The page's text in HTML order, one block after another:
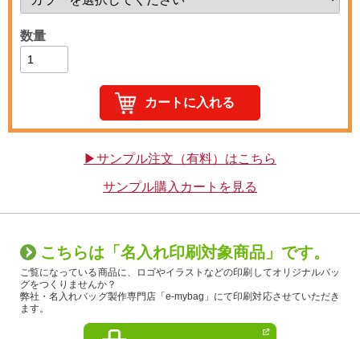
数量
▶サンプル注文（有料）はこちら
サンプル購入カートを見る
こちらは「名入れ印刷対象商品」です。
ご覧になっている商品に、ロゴやイラストなどの印刷してオリジナルバッ
グをつくりませんか？
弊社・名入れバッグ製作専門店「e-mybag」にて印刷対応させていただき
ます。